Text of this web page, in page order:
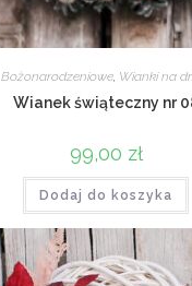
Bożonarodzeniowe, Wianki na
Wianek świąteczny nr
99,00 zł
Dodaj do koszyka